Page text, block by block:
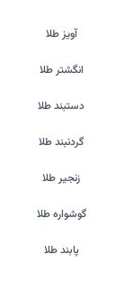
آویز طلا
انگشتر طلا
دستبند طلا
گردنبند طلا
زنجیر طلا
گوشواره طلا
پابند طلا